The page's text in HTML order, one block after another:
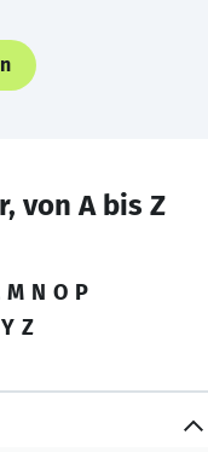
von A bis Z
M N O P
Y Z